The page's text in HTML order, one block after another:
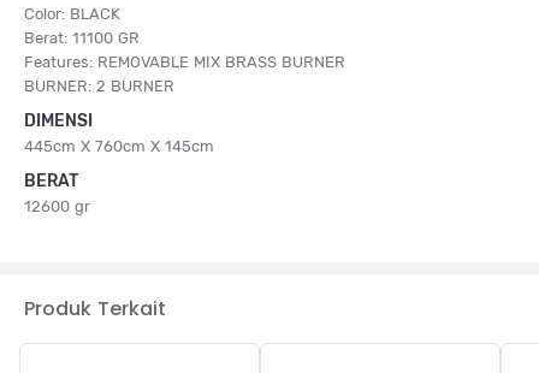
Color: BLACK
Berat: 11100 GR
Features: REMOVABLE MIX BRASS BURNER
BURNER: 2 BURNER
DIMENSI
445cm X 760cm X 145cm
BERAT
12600 gr
Produk Terkait